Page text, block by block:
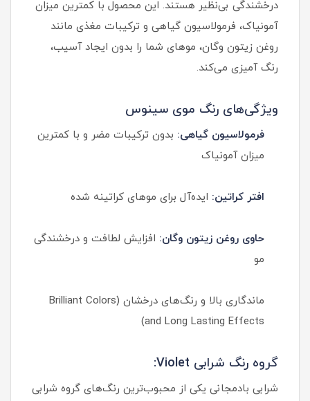
درخشندگی بی‌نظیر هستند. این محصول با کمترین میزان
آمونیاک، فرمولاسیون گیاهی و ترکیبات مغذی مانند
روغن زیتون وگان، موهای شما را بدون ایجاد آسیب،
رنگ آمیزی می‌کند.
ویژگی‌های رنگ موی سینوس
فرمولاسیون گیاهی: بدون ترکیبات مضر و با کمترین
میزان آمونیاک
افتر کراتین: ایده‌آل برای موهای کراتینه شده
حاوی روغن زیتون وگان: افزایش لطافت و درخشندگی
مو
ماندگاری بالا و رنگ‌های درخشان (Brilliant Colors
and Long Lasting Effects)
گروه رنگ شرابی Violet:
شرابی بادمجانی یکی از محبوب‌ترین رنگ‌های گروه شرابی